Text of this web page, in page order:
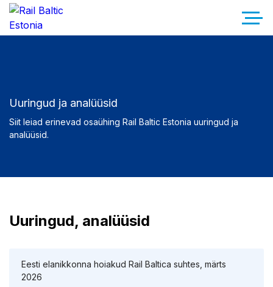
Uuringud ja analüüsid
Siit leiad erinevad osaühing Rail Baltic Estonia uuringud ja
analüüsid.
Uuringud, analüüsid
Eesti elanikkonna hoiakud Rail Baltica suhtes, märts
2026